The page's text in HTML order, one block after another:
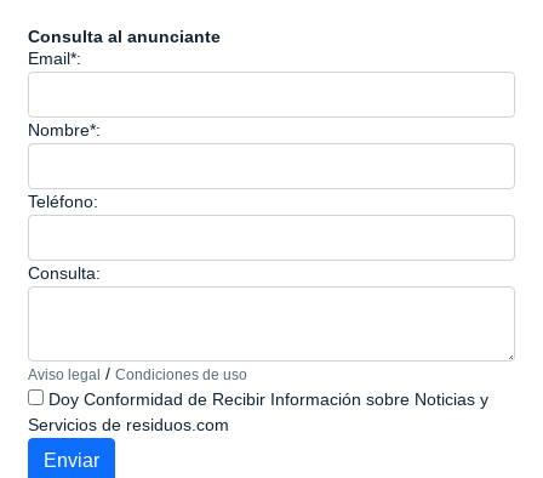
Consulta al anunciante
Email*:
Nombre*:
Teléfono:
Consulta:
Aviso legal / Condiciones de uso
Doy Conformidad de Recibir Información sobre Noticias y
Servicios de residuos.com